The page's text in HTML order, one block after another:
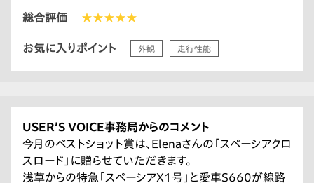
総合評価 ★★★★★
お気に入りポイント 外観 走行性能
USER’S VOICE事務局からのコメント
今月のベストショット賞は、Elenaさんの「スペーシアクロ
スロード」に贈らせていただきます。
浅草からの特急「スペーシアX1号」と愛車S660が線路